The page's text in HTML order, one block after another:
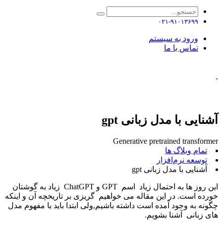
۰۲۱-۹۱۰۱۳۶۹۹
ورود به سیستم
تماس با ما
`
آشنایی با مدل زبانی gpt
Generative pretrained transformer
تمام وبلاگ ها
توسعه نرم‌افزار ​
آشنایی با مدل زبانی gpt
این روز ها به احتمال زیاد اسم GPT و ChatGPT زیاد به گوشتان
خورده است. در این مقاله می خواهیم گریزی بر تاریخچه آن و اینکه
چگونه به وجود آمده است داشته باشیم,ولی ابتدا باید با مفهوم مدل
های زبانی آشنا بشویم.